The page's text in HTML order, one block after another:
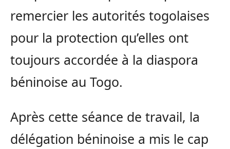
remercier les autorités togolaises
pour la protection qu’elles ont
toujours accordée à la diaspora
béninoise au Togo.
Après cette séance de travail, la
délégation béninoise a mis le cap